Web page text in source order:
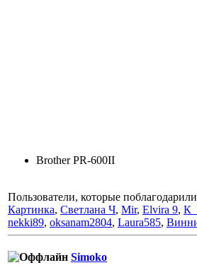
Brother PR-600II
Пользователи, которые
Картинка, Светлана Ч, Mir, Elvira 9,
nekki89, oksanam2804, Laura585,
Simoko